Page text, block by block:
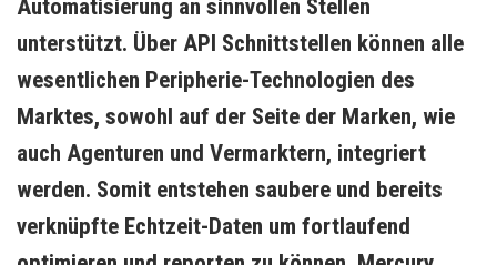
Automatisierung an sinnvollen Stellen
unterstützt. Über API Schnittstellen können alle
wesentlichen Peripherie-Technologien des
Marktes, sowohl auf der Seite der Marken, wie
auch Agenturen und Vermarktern, integriert
werden. Somit entstehen saubere und bereits
verknüpfte Echtzeit-Daten um fortlaufend